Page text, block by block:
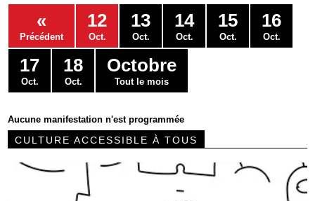
Services
Contacts
«
Précédent
12
Oct.
13
Oct.
14
Oct.
15
Oct.
16
Oct.
17
Oct.
18
Oct.
Octobre
Tout le mois
Aucune manifestation n'est programmée
CULTURE ACCESSIBLE À TOUS